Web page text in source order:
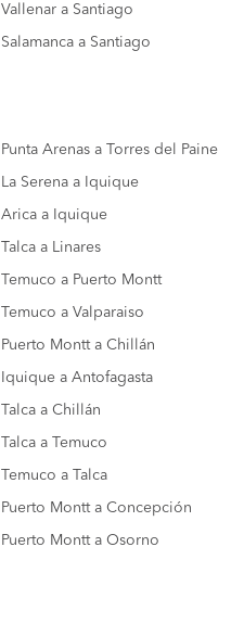
Vallenar a Santiago
Salamanca a Santiago
Punta Arenas a Torres del Paine
La Serena a Iquique
Arica a Iquique
Talca a Linares
Temuco a Puerto Montt
Temuco a Valparaiso
Puerto Montt a Chillán
Iquique a Antofagasta
Talca a Chillán
Talca a Temuco
Temuco a Talca
Puerto Montt a Concepción
Puerto Montt a Osorno